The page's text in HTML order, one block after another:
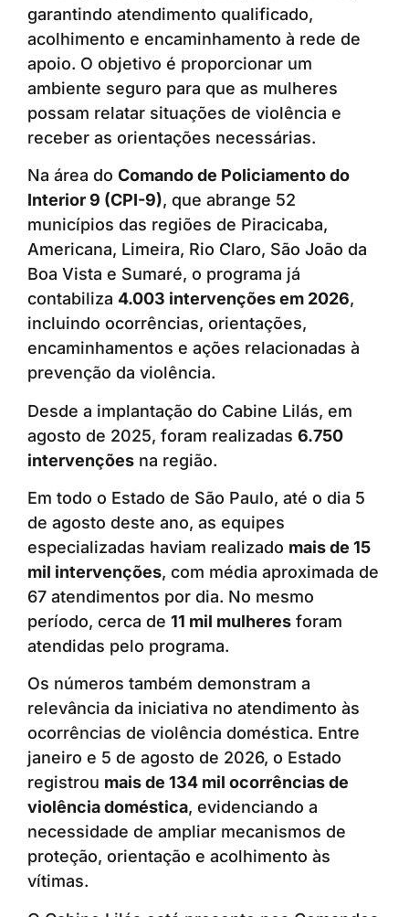
garantindo atendimento qualificado,
acolhimento e encaminhamento à rede de
apoio. O objetivo é proporcionar um
ambiente seguro para que as mulheres
possam relatar situações de violência e
receber as orientações necessárias.
Na área do Comando de Policiamento do
Interior 9 (CPI-9), que abrange 52
municípios das regiões de Piracicaba,
Americana, Limeira, Rio Claro, São João da
Boa Vista e Sumaré, o programa já
contabiliza 4.003 intervenções em 2026,
incluindo ocorrências, orientações,
encaminhamentos e ações relacionadas à
prevenção da violência.
Desde a implantação do Cabine Lilás, em
agosto de 2025, foram realizadas 6.750
intervenções na região.
Em todo o Estado de São Paulo, até o dia 5
de agosto deste ano, as equipes
especializadas haviam realizado mais de 15
mil intervenções, com média aproximada de
67 atendimentos por dia. No mesmo
período, cerca de 11 mil mulheres foram
atendidas pelo programa.
Os números também demonstram a
relevância da iniciativa no atendimento às
ocorrências de violência doméstica. Entre
janeiro e 5 de agosto de 2026, o Estado
registrou mais de 134 mil ocorrências de
violência doméstica, evidenciando a
necessidade de ampliar mecanismos de
proteção, orientação e acolhimento às
vítimas.